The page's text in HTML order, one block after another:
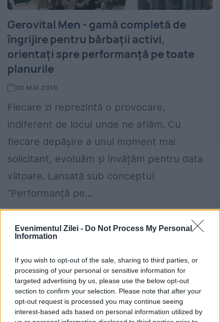
Evenimentul Zilei - Do Not Process My Personal
Information
If you wish to opt-out of the sale, sharing to third parties, or
processing of your personal or sensitive information for
targeted advertising by us, please use the below opt-out
section to confirm your selection. Please note that after your
opt-out request is processed you may continue seeing
interest-based ads based on personal information utilized by
Gerovital Men - gamă completă de
îngrijire pentru bărbații activi,
orientați spre performanță pe toate
planurile
20 MAI 2019
Fiecare zi reprezintă o provocare,
indiferent de locul unde ne aflăm. Cu
fiecare depășire a unui moment mai
solicitant, evoluăm și învățăm pentru data
viitoare. Lansată sub conceptul
“Performanță pe...